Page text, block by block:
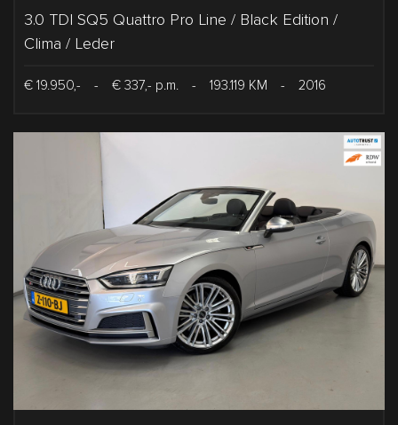
3.0 TDI SQ5 Quattro Pro Line / Black Edition /
Clima / Leder
€ 19.950,- - € 337,- p.m. - 193.119 KM - 2016